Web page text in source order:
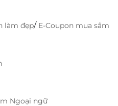
làm đẹp/ E-Coupon mua sắm
Ngoại ngữ